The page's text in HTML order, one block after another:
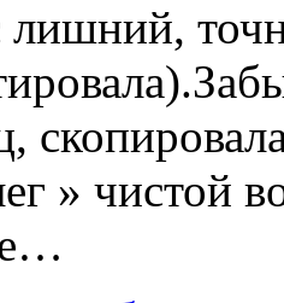
» чистой